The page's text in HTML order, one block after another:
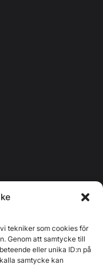
tekniker som cookies för
Genom att samtycke till
eller unika ID:n på
samtycke kan